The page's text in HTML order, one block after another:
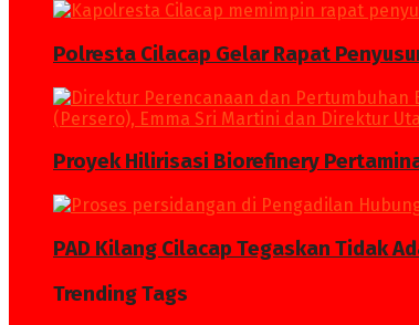
Polresta Cilacap Gelar Rapat
Proyek Hilirisasi Biorefinery
PAD Kilang Cilacap Tegaskan Tidak
Trending Tags